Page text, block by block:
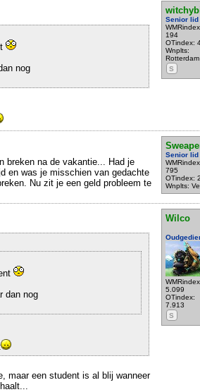
Senior lid
194
OTindex:
Wnplts:
Rotterdam
S
nog
Senior lid
795
OTindex:
Wnplts:
breken na de vakantie... Had je
en was je misschien van gedachte
Nu zit je een geld probleem te
Wilco
5.099
OTindex:
7.913
S
dan nog
maar een student is al blij wanneer